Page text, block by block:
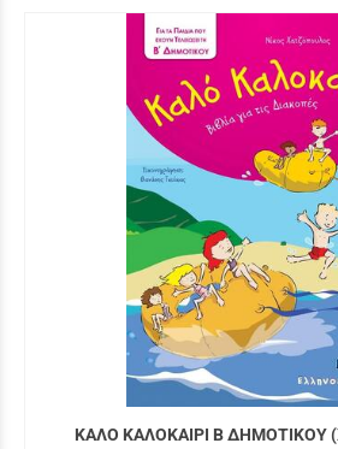
ΚΑΛΟ ΚΑΛΟΚΑΙΡΙ Β ΔΗΜΟΤΙΚΟΥ